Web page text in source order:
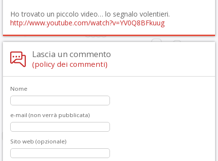
Ho trovato un piccolo video… lo segnalo volentieri.
http://www.youtube.com/watch?v=YV0Q8BFkuug
Lascia un commento
(policy dei commenti)
Nome
e-mail (non verrà pubblicata)
Sito web (opzionale)